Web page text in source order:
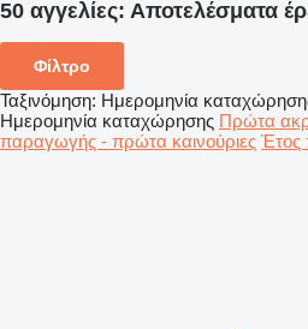
50 αγγελίες: Αποτελέσματα
Φίλτρο
Ταξινόμηση: Ημερομηνία
Ημερομηνία καταχώρησης Πρώτα
παραγωγής - πρώτα καινούριες Έτος